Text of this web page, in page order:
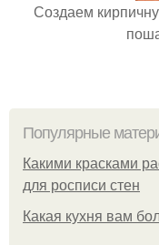
Создаем
Популярные
Какими красками
для росписи стен
Какая кухня вам